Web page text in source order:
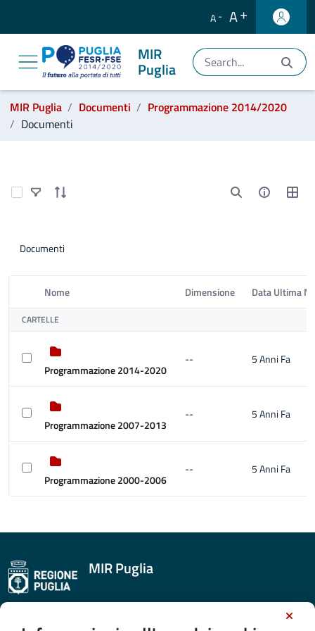
A
A
MIR
Puglia
MIR Puglia Documenti
Programmazione 2014/2020
Documenti
Select Items
Documenti
Elemento Selezionato
Nome Dimensione Data Ultima
CARTELLE
Programmazione 2014-2020
-- 5 Anni Fa
Programmazione 2007-2013
-- 5 Anni Fa
Programmazione 2000-2006
-- 5 Anni Fa
MIR Puglia